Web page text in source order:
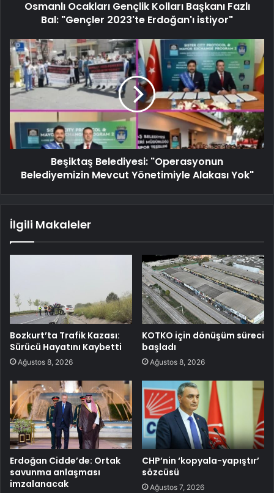
Osmanlı Ocakları Gençlik Kolları Başkanı Fazlı
Bal: "Gençler 2023'te Erdoğan'ı istiyor"
Beşiktaş Belediyesi: "Operasyonun
Belediyemizin Mevcut Yönetimiyle Alakası Yok"
İlgili Makaleler
Bozkurt’ta Trafik Kazası:
Sürücü Hayatını Kaybetti
Ağustos 8, 2026
KOTKO için dönüşüm süreci
başladı
Ağustos 8, 2026
Erdoğan Cidde’de: Ortak
savunma anlaşması
imzalanacak
CHP’nin ‘kopyala-yapıştır’
sözcüsü
Ağustos 7, 2026